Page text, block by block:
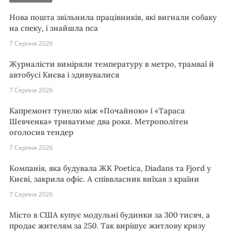
Нова пошта звільнила працівників, які вигнали собаку
на спеку, і знайшла пса
7 Серпня 2026
Журналісти виміряли температуру в метро, трамваї й
автобусі Києва і здивувалися
7 Серпня 2026
Капремонт тунелю між «Почайною» і «Тараса
Шевченка» триватиме два роки. Метрополітен
оголосив тендер
7 Серпня 2026
Компанія, яка будувала ЖК Poetica, Diadans та Fjord у
Києві, закрила офіс. А співвласник виїхав з країни
7 Серпня 2026
Місто в США купує модульні будинки за 300 тисяч, а
продає жителям за 250. Так вирішує житлову кризу